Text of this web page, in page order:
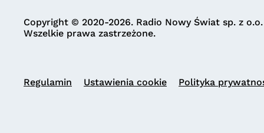
Copyright © 2020-2026. Radio Nowy Świat sp. z o.o.
Wszelkie prawa zastrzeżone.
Regulamin Ustawienia cookie Polityka